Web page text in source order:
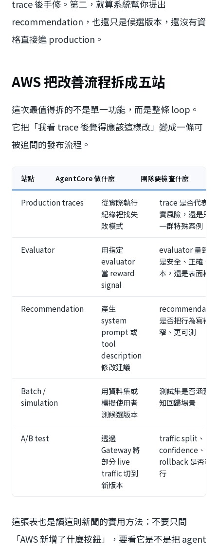
trace 後手修。第二，就算系統幫你提出
recommendation，也還只是候選版本，還沒有資
格直接進 production。
AWS 把改善流程拆成五站
這次最值得拆的不是單一功能，而是整條 loop。
它把「我看 trace 後覺得應該這樣改」變成一條可
被追問的發布流程。
站點 AgentCore 做什麼 團隊要檢查什麼
Production traces
從實際執行
紀錄裡找失
敗模式
trace 是否代表真
實風險，還是只是
一群特殊案例
Evaluator
用指定
evaluator
當 reward
signal
evaluator 量到的
是安全、正確、成
本，還是表面格式
Recommendation
產生
system
prompt 或
tool
description
修改建議
是否把行為寫得更
窄、更可測
Batch /
simulation
用資料集或
模擬使用者
測候選版本
測試集是否涵蓋已
知回歸場景
A/B test
透過
Gateway 將
部分 live
traffic 切到
新版本
traffic split、
confidence、
rollback 是否可
行
這張表也是讀這則新聞的實用方法：不要只問
「AWS 新增了什麼按鈕」，要看它是不是把 agent